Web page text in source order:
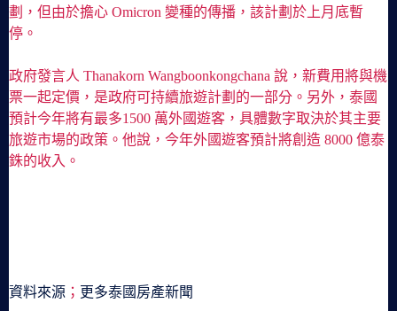
劃，但由於擔心 Omicron 變種的傳播，該計劃於上月底暫
停。
政府發言人 Thanakorn Wangboonkongchana 說，新費用將與機
票一起定價，是政府可持續旅遊計劃的一部分。另外，泰國
預計今年將有最多1500 萬外國遊客，具體數字取決於其主要
旅遊市場的政策。他說，今年外國遊客預計將創造 8000 億泰
銖的收入。
資料來源 ； 更多泰國房產新聞